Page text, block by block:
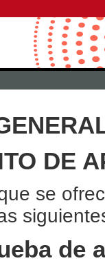
DE
se
de